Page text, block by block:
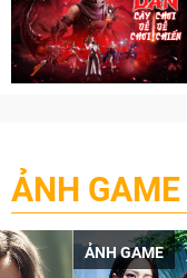
ẢNH GAME
ẢNH GAME